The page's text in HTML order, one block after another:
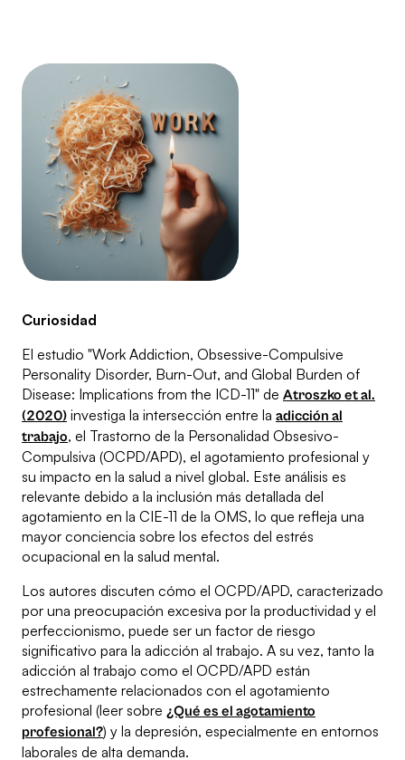
Curiosidad
El estudio "Work Addiction, Obsessive-Compulsive
Personality Disorder, Burn-Out, and Global Burden of
Disease: Implications from the ICD-11" de Atroszko et al.
(2020) investiga la intersección entre la adicción al
trabajo, el Trastorno de la Personalidad Obsesivo-
Compulsiva (OCPD/APD), el agotamiento profesional y
su impacto en la salud a nivel global. Este análisis es
relevante debido a la inclusión más detallada del
agotamiento en la CIE-11 de la OMS, lo que refleja una
mayor conciencia sobre los efectos del estrés
ocupacional en la salud mental.
Los autores discuten cómo el OCPD/APD, caracterizado
por una preocupación excesiva por la productividad y el
perfeccionismo, puede ser un factor de riesgo
significativo para la adicción al trabajo. A su vez, tanto la
adicción al trabajo como el OCPD/APD están
estrechamente relacionados con el agotamiento
profesional (leer sobre ¿Qué es el agotamiento
profesional?) y la depresión, especialmente en entornos
laborales de alta demanda.